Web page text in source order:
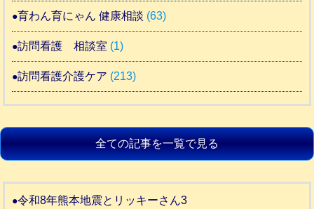
育わん育にゃん 健康相談 (63)
訪問看護 相談室 (1)
訪問看護介護ケア (213)
全ての記事を一覧で見る
令和8年熊本地震とリッキーさん3